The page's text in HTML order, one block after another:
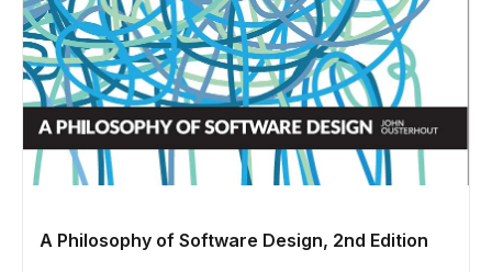
A Philosophy of Software Design, 2nd Edition